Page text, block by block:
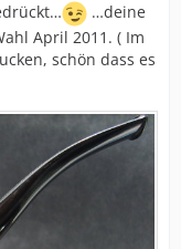
…deine
April 2011. ( Im
schön dass es